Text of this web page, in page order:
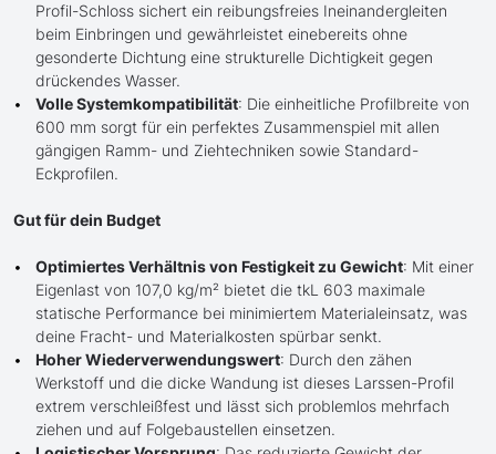
Profil-Schloss sichert ein reibungsfreies Ineinandergleiten
beim Einbringen und gewährleistet einebereits ohne
gesonderte Dichtung eine strukturelle Dichtigkeit gegen
drückendes Wasser.
Volle Systemkompatibilität: Die einheitliche Profilbreite von
600 mm sorgt für ein perfektes Zusammenspiel mit allen
gängigen Ramm- und Ziehtechniken sowie Standard-
Eckprofilen.
Gut für dein Budget
Optimiertes Verhältnis von Festigkeit zu Gewicht: Mit einer
Eigenlast von 107,0 kg/m² bietet die tkL 603 maximale
statische Performance bei minimiertem Materialeinsatz, was
deine Fracht- und Materialkosten spürbar senkt.
Hoher Wiederverwendungswert: Durch den zähen
Werkstoff und die dicke Wandung ist dieses Larssen-Profil
extrem verschleißfest und lässt sich problemlos mehrfach
ziehen und auf Folgebaustellen einsetzen.